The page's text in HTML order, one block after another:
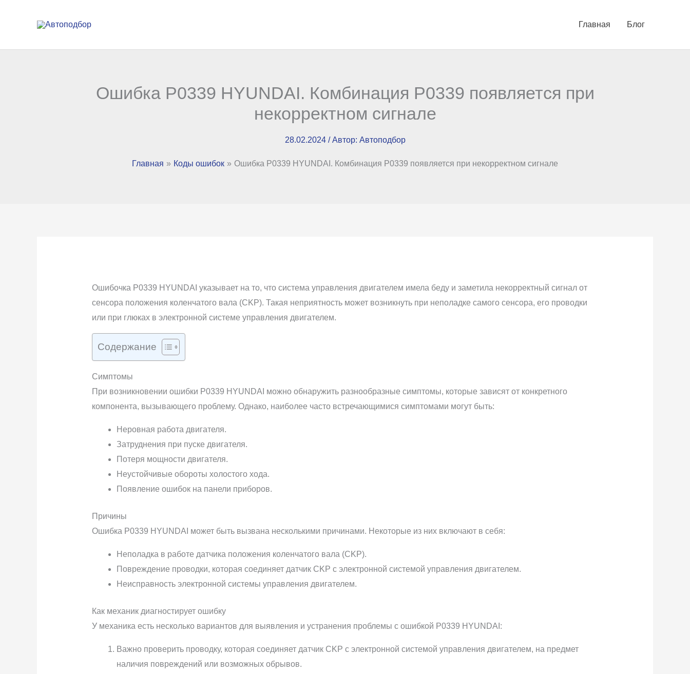
Главная Блог
Ошибка P0339 HYUNDAI. Комбинация Р0339 появляется при
некорректном сигнале
28.02.2024 / Автор: Автоподбор
Главная Коды ошибок Ошибка P0339 HYUNDAI. Комбинация Р0339 появляется при некорректном сигнале
Ошибочка P0339 HYUNDAI указывает на то, что система управления двигателем имела беду и заметила некорректный сигнал от
сенсора положения коленчатого вала (CKP). Такая неприятность может возникнуть при неполадке самого сенсора, его проводки
или при глюках в электронной системе управления двигателем.
Содержание
Симптомы
При возникновении ошибки P0339 HYUNDAI можно обнаружить разнообразные симптомы, которые зависят от конкретного
компонента, вызывающего проблему. Однако, наиболее часто встречающимися симптомами могут быть:
Неровная работа двигателя.
Затруднения при пуске двигателя.
Потеря мощности двигателя.
Неустойчивые обороты холостого хода.
Появление ошибок на панели приборов.
Причины
Ошибка P0339 HYUNDAI может быть вызвана несколькими причинами. Некоторые из них включают в себя:
Неполадка в работе датчика положения коленчатого вала (CKP).
Повреждение проводки, которая соединяет датчик CKP с электронной системой управления двигателем.
Неисправность электронной системы управления двигателем.
Как механик диагностирует ошибку
У механика есть несколько вариантов для выявления и устранения проблемы с ошибкой P0339 HYUNDAI:
Важно проверить проводку, которая соединяет датчик CKP с электронной системой управления двигателем, на предмет
наличия повреждений или возможных обрывов.